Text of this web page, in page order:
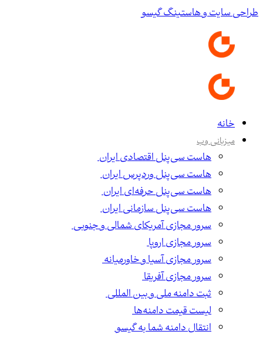
طراحی سایت و هاستینگ گیسو
خانه
میزبانی وب
هاست سی‌پنل اقتصادی ایران
هاست سی‌پنل وردپرس ایران
هاست سی‌پنل حرفه‌ای ایران
هاست سی‌پنل سازمانی ایران
سرور مجازی آمریکای شمالی و جنوبی
سرور مجازی اروپا
سرور مجازی آسیا و خاورمیانه
سرور مجازی آفریقا
ثبت دامنه ملی و بین المللی
لیست قیمت دامنه‌ها
انتقال دامنه شما به گیسو